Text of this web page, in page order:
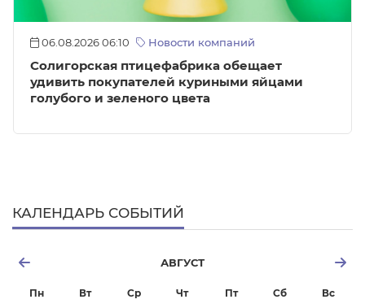
06.08.2026 06:10 Новости компаний
Солигорская птицефабрика обещает
удивить покупателей куриными яйцами
голубого и зеленого цвета
КАЛЕНДАРЬ СОБЫТИЙ
АВГУСТ
Пн Вт Ср Чт Пт Сб Вс